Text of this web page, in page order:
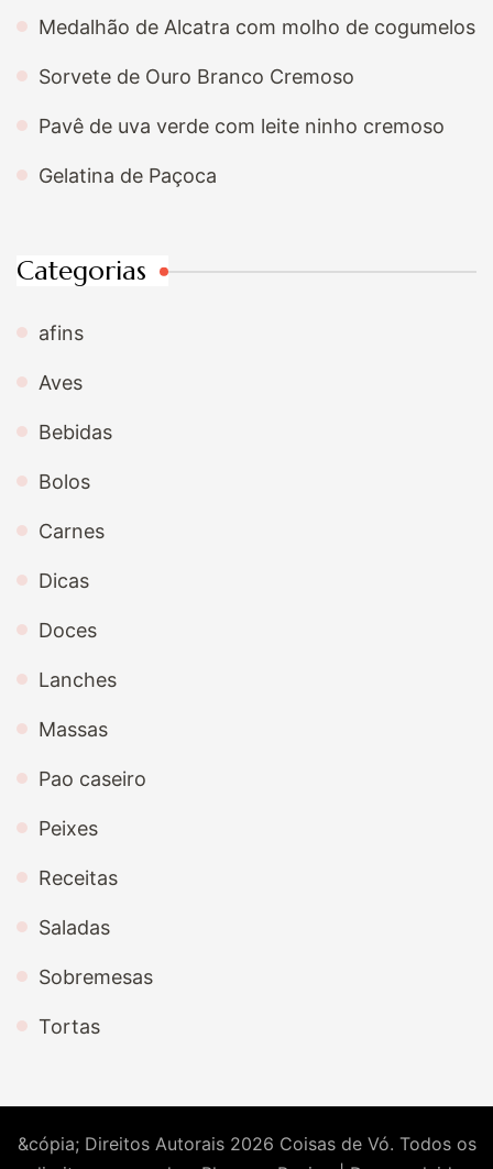
Medalhão de Alcatra com molho de cogumelos
Sorvete de Ouro Branco Cremoso
Pavê de uva verde com leite ninho cremoso
Gelatina de Paçoca
Categorias
afins
Aves
Bebidas
Bolos
Carnes
Dicas
Doces
Lanches
Massas
Pao caseiro
Peixes
Receitas
Saladas
Sobremesas
Tortas
&cópia; Direitos Autorais 2026 Coisas de Vó. Todos os